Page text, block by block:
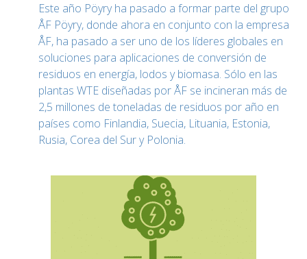
Este año Pöyry ha pasado a formar parte del grupo
ÅF Pöyry, donde ahora en conjunto con la empresa
ÅF, ha pasado a ser uno de los líderes globales en
soluciones para aplicaciones de conversión de
residuos en energía, lodos y biomasa. Sólo en las
plantas WTE diseñadas por ÅF se incineran más de
2,5 millones de toneladas de residuos por año en
países como Finlandia, Suecia, Lituania, Estonia,
Rusia, Corea del Sur y Polonia.